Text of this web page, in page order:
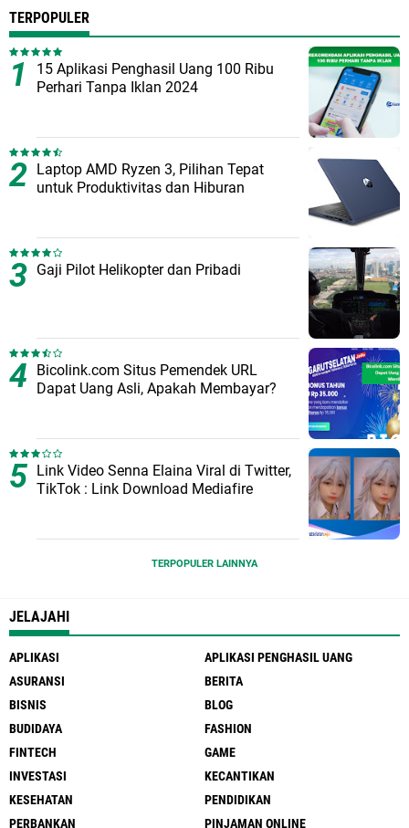
TERPOPULER
15 Aplikasi Penghasil Uang 100 Ribu
Perhari Tanpa Iklan 2024
Laptop AMD Ryzen 3, Pilihan Tepat
untuk Produktivitas dan Hiburan
Gaji Pilot Helikopter dan Pribadi
Bicolink.com Situs Pemendek URL
Dapat Uang Asli, Apakah Membayar?
Link Video Senna Elaina Viral di Twitter,
TikTok : Link Download Mediafire
TERPOPULER LAINNYA
JELAJAHI
APLIKASI
APLIKASI PENGHASIL UANG
ASURANSI
BERITA
BISNIS
BLOG
BUDIDAYA
FASHION
FINTECH
GAME
INVESTASI
KECANTIKAN
KESEHATAN
PENDIDIKAN
PERBANKAN
PINJAMAN ONLINE